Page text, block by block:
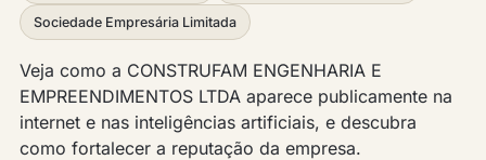
Sociedade Empresária Limitada
Veja como a CONSTRUFAM ENGENHARIA E
EMPREENDIMENTOS LTDA aparece publicamente na
internet e nas inteligências artificiais, e descubra
como fortalecer a reputação da empresa.